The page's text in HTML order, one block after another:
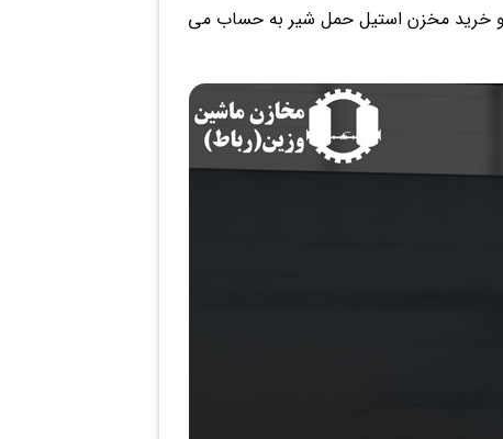
و خرید مخزن استیل حمل شیر به حساب می